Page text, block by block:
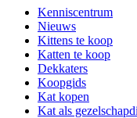
Kenniscentrum
Nieuws
Kittens te koop
Katten te koop
Dekkaters
Koopgids
Kat kopen
Kat als